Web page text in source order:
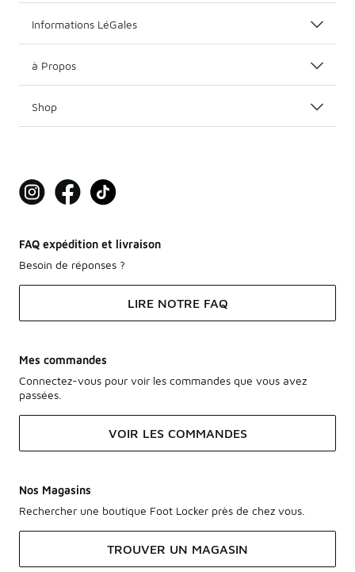
Informations LéGales
à Propos
Shop
FAQ expédition et livraison
Besoin de réponses ?
LIRE NOTRE FAQ
Mes commandes
Connectez-vous pour voir les commandes que vous avez
passées.
VOIR LES COMMANDES
Nos Magasins
Rechercher une boutique Foot Locker près de chez vous.
TROUVER UN MAGASIN